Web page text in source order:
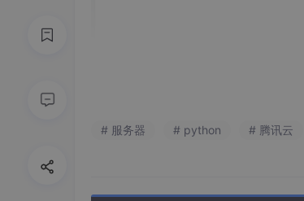
# 服务器 # python # 腾讯云